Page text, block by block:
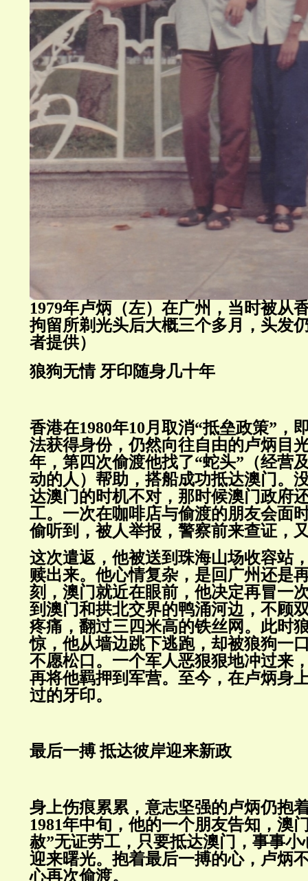
1979年卢炳（左）在广州，当时被从
拘留所剃光头后大概三个多月，头发
者提供）
狼狗无情 牙印随身几十年
香港在1980年10月取消“抵垒政策”，
法获得身份，仍然向往自由的卢炳目
年，第四次偷渡他找了“蛇头”（经营
动的人）帮助，搭船成功抵达澳门。
达澳门的时机不对，那时候澳门政府
工。一次在咖啡店与偷渡的朋友会面
偷听到，被人举报，警察前来查证，
这次遣返，他被送到珠海山场收容站
赎出来。他心情复杂，是回广州还是
刻，澳门就近在眼前，他决定再冒一
到澳门和拱北交界的鸭涌河边，不顾
疼痛，翻过三四米高的铁丝网。此时
惊，他从墙边跳下逃跑，却被狼狗一
不愿松口。一个军人恶狠狠地冲过来
再将他羁押到军营。至今，在卢炳身
过的牙印。
最后一搏 抵达彼岸迎来新政
身上伤痕累累，意志坚强的卢炳仍抱
1981年中旬，他的一个朋友告知，澳
赦”无证劳工，只要抵达澳门，事事
迎来曙光。抱着最后一搏的心，卢炳
心再次偷渡。